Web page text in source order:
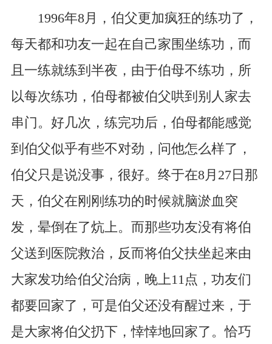
1996年8月，伯父更加疯狂的练功了，
每天都和功友一起在自己家围坐练功，而
且一练就练到半夜，由于伯母不练功，所
以每次练功，伯母都被伯父哄到别人家去
串门。好几次，练完功后，伯母都能感觉
到伯父似乎有些不对劲，问他怎么样了，
伯父只是说没事，很好。终于在8月27日那
天，伯父在刚刚练功的时候就脑淤血突
发，晕倒在了炕上。而那些功友没有将伯
父送到医院救治，反而将伯父扶坐起来由
大家发功给伯父治病，晚上11点，功友们
都要回家了，可是伯父还没有醒过来，于
是大家将伯父扔下，悻悻地回家了。恰巧